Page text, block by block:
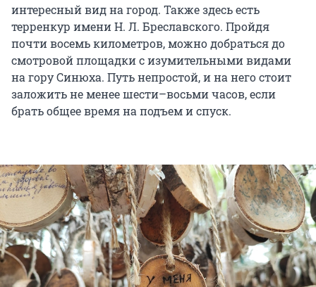
интересный вид на город. Также здесь есть
терренкур имени Н. Л. Бреславского. Пройдя
почти восемь километров, можно добраться до
смотровой площадки с изумительными видами
на гору Синюха. Путь непростой, и на него стоит
заложить не менее шести–восьми часов, если
брать общее время на подъем и спуск.